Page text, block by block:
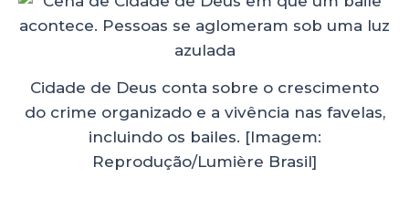
Cidade de Deus conta sobre o crescimento
do crime organizado e a vivência nas favelas,
incluindo os bailes. [Imagem:
Reprodução/Lumière Brasil]